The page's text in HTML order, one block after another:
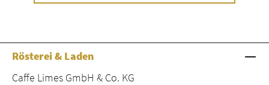
Rösterei & Laden
Caffe Limes GmbH & Co. KG